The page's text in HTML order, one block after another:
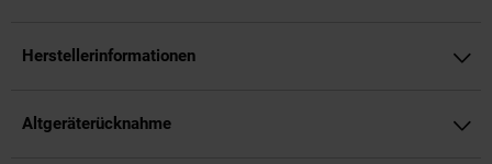
Herstellerinformationen
Altgeräterücknahme